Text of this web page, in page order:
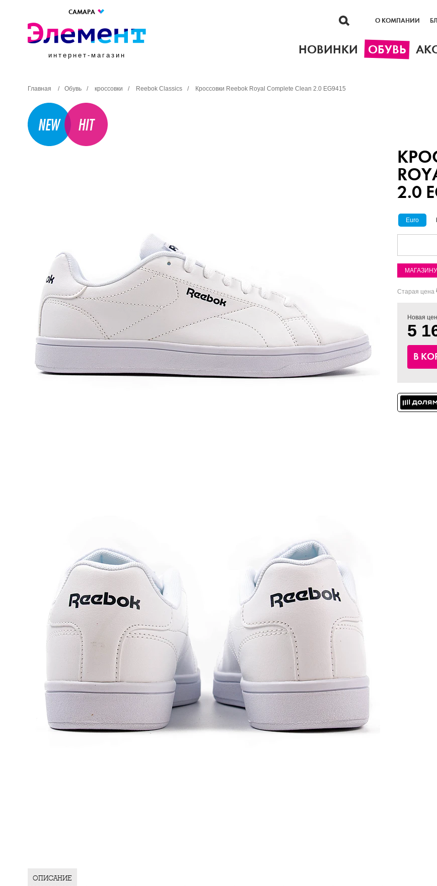
САМАРА
интернет-магазин
О КОМПАНИИ
НОВИНКИ ОБУВЬ
Главная / Обувь / кроссовки / Reebok Classics / Кроссовки Reebok Royal Complete Clean 2.0 EG9415
2.0
Euro
Старая цена
Новая
5
В
ОПИСАНИЕ